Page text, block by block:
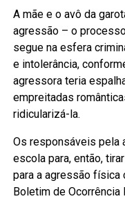
A mãe e o avô da
agressão – o
segue na esfera
e intolerância,
agressora teria
empreitadas
ridicularizá-la.
Os responsáveis pela
escola para, então,
para a agressão física
Boletim de